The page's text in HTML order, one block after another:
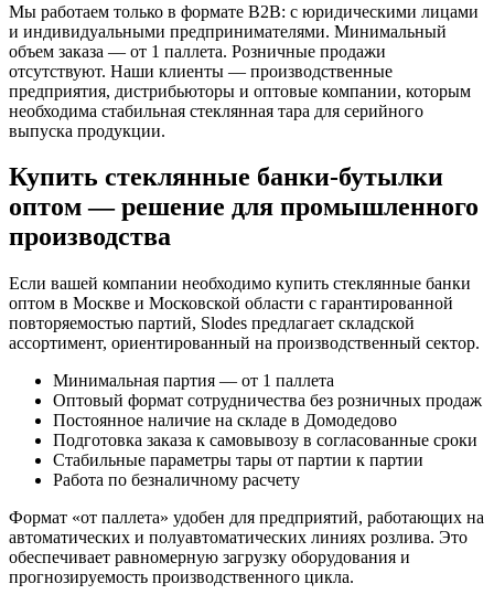
Мы работаем только в формате B2B: с юридическими лицами
и индивидуальными предпринимателями. Минимальный
объем заказа — от 1 паллета. Розничные продажи
отсутствуют. Наши клиенты — производственные
предприятия, дистрибьюторы и оптовые компании, которым
необходима стабильная стеклянная тара для серийного
выпуска продукции.
Купить стеклянные банки-бутылки
оптом — решение для промышленного
производства
Если вашей компании необходимо купить стеклянные банки
оптом в Москве и Московской области с гарантированной
повторяемостью партий, Slodes предлагает складской
ассортимент, ориентированный на производственный сектор.
Минимальная партия — от 1 паллета
Оптовый формат сотрудничества без розничных продаж
Постоянное наличие на складе в Домодедово
Подготовка заказа к самовывозу в согласованные сроки
Стабильные параметры тары от партии к партии
Работа по безналичному расчету
Формат «от паллета» удобен для предприятий, работающих на
автоматических и полуавтоматических линиях розлива. Это
обеспечивает равномерную загрузку оборудования и
прогнозируемость производственного цикла.